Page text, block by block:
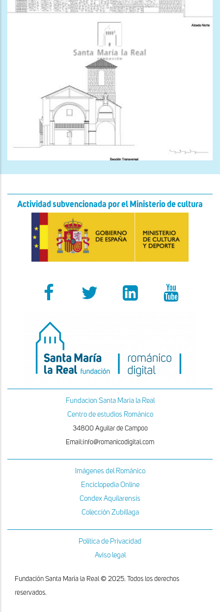
Actividad subvencionada por el Ministerio de cultura
Fundacion Santa Maria la Real
Centro de estudios Románico
34800 Aguilar de Campoo
Email:info@romanicodigital.com
Imágenes del Románico
Enciclopedia Online
Condex Aquilarensis
Colección Zubillaga
Política de Privacidad
Aviso legal
Fundación Santa María la Real © 2025. Todos los derechos
reservados.